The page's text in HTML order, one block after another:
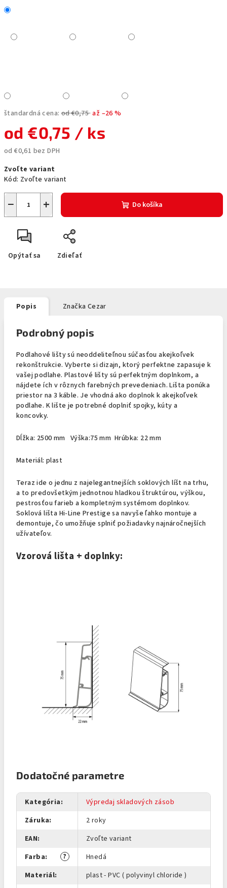
štandardná cena: od €0,75 až –26 %
od €0,75 / ks
od€0,61 bez DPH
cena:
Zvoľte variant
Kód: Zvoľte variant
+
− Do košíka
Opýtať sa Zdieľať
Popis Značka Cezar
Podrobný popis
Podlahové lišty sú neoddeliteľnou súčasťou akejkoľvek
rekonštrukcie. Vyberte si dizajn, ktorý perfektne zapasuje k
vašej podlahe. Plastové lišty sú perfektným doplnkom, a
nájdete ích v rôznych farebných prevedeniach. Lišta ponúka
priestor na 3 káble. Je vhodná ako doplnok k akejkoľvek
podlahe. K lište je potrebné doplniť spojky, kúty a
koncovky.
Dĺžka: 2500 mm Výška:75 mm Hrúbka: 22 mm
Materiál: plast
Teraz ide o jednu z najelegantnejších soklových líšt na trhu,
a to predovšetkým jednotnou hladkou štruktúrou, výškou,
pestrosťou farieb a kompletným systémom doplnkov.
Soklová lišta Hi-Line Prestige sa navyše ľahko montuje a
demontuje, čo umožňuje splniť požiadavky najnáročnejších
užívateľov.
Vzorová lišta + doplnky:
Dodatočné parametre
Kategória:
Výpredaj skladových zásob
Záruka:
2 roky
EAN:
Zvoľte variant
?
Farba:
Hnedá
Materiál: plast - PVC ( polyvinyl chloride )